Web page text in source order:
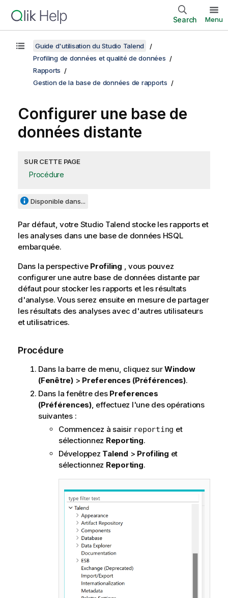
Search Menu
Guide d'utilisation du Studio Talend
Profiling de données et qualité de données
Rapports
Gestion de la base de données de rapports
Configurer une base de
données distante
SUR CETTE PAGE
Procédure
Disponible dans...
Par défaut, votre Studio Talend stocke les rapports et
les analyses dans une base de données HSQL
embarquée.
Dans la perspective Profiling , vous pouvez
configurer une autre base de données distante par
défaut pour stocker les rapports et les résultats
d'analyse. Vous serez ensuite en mesure de partager
les résultats des analyses avec d'autres utilisateurs
et utilisatrices.
Procédure
Dans la barre de menu, cliquez surWindow
(Fenêtre)> Preferences (Préférences).
Dans la fenêtre des Preferences
(Préférences), effectuez l'une des opérations
suivantes :
Commencez à saisir reporting et
sélectionnez Reporting.
Développez Talend > Profiling et
sélectionnez Reporting.